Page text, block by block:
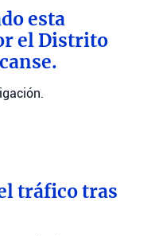
esta
el Distrito
tráfico tras